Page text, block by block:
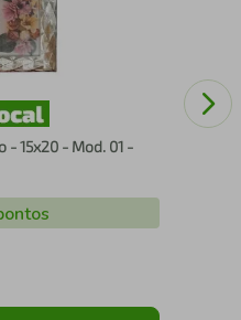
- 15x20 - Mod. 01 -